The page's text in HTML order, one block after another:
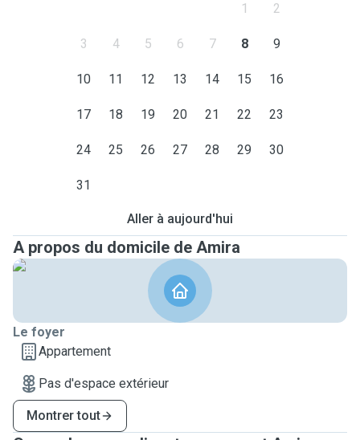
1 2
3 4 5 6 7 8 9
10 11 12 13 14 15 16
17 18 19 20 21 22 23
24 25 26 27 28 29 30
31
Aller à aujourd'hui
A propos du domicile de Amira
Le foyer
Appartement
Pas d'espace extérieur
Montrer tout